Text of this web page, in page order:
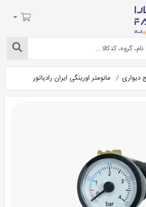
دیواری مانومتر اورینگی ایران رادیاتور